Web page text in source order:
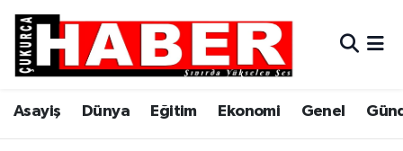
Asayiş Dünya Eğitim Ekonomi Genel
Asayiş
Dünya
Hava Durumu
Trafik Durumu